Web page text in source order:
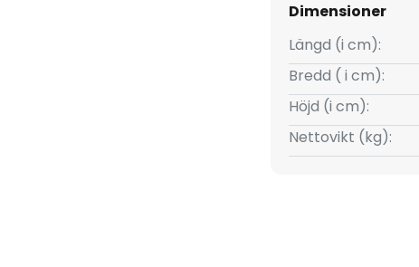
Dimensioner
Längd (i cm):
Bredd ( i cm):
Höjd (i cm):
Nettovikt (kg):